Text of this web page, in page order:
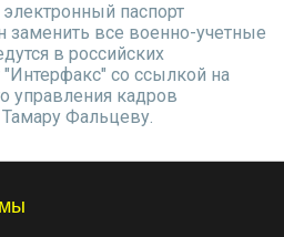
паспорт
все военно-учетные
в российских
со ссылкой на
управления кадров
Фальцеву.